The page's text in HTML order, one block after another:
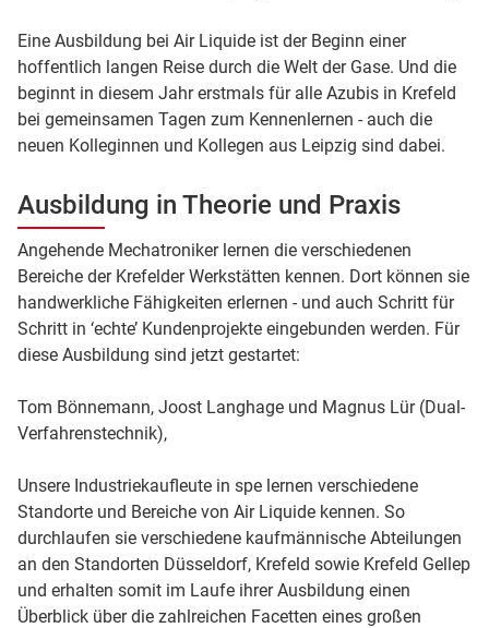
Eine Ausbildung bei Air Liquide ist der Beginn einer
hoffentlich langen Reise durch die Welt der Gase. Und die
beginnt in diesem Jahr erstmals für alle Azubis in Krefeld
bei gemeinsamen Tagen zum Kennenlernen - auch die
neuen Kolleginnen und Kollegen aus Leipzig sind dabei.
Ausbildung in Theorie und Praxis
Angehende Mechatroniker lernen die verschiedenen
Bereiche der Krefelder Werkstätten kennen. Dort können sie
handwerkliche Fähigkeiten erlernen - und auch Schritt für
Schritt in ‘echte’ Kundenprojekte eingebunden werden. Für
diese Ausbildung sind jetzt gestartet:
Tom Bönnemann, Joost Langhage und Magnus Lür (Dual-
Verfahrenstechnik),
Unsere Industriekaufleute in spe lernen verschiedene
Standorte und Bereiche von Air Liquide kennen. So
durchlaufen sie verschiedene kaufmännische Abteilungen
an den Standorten Düsseldorf, Krefeld sowie Krefeld Gellep
und erhalten somit im Laufe ihrer Ausbildung einen
Überblick über die zahlreichen Facetten eines großen